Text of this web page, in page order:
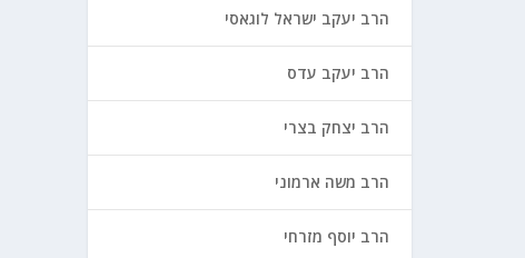
הרב יעקב ישראל לוגאסי
הרב יעקב עדס
הרב יצחק בצרי
הרב משה ארמוני
הרב יוסף מזרחי